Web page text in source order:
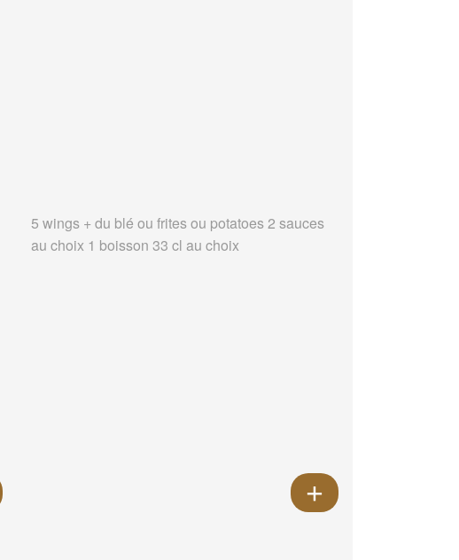
5 wings + du blé ou frites ou potatoes 2 sauces
au choix 1 boisson 33 cl au choix